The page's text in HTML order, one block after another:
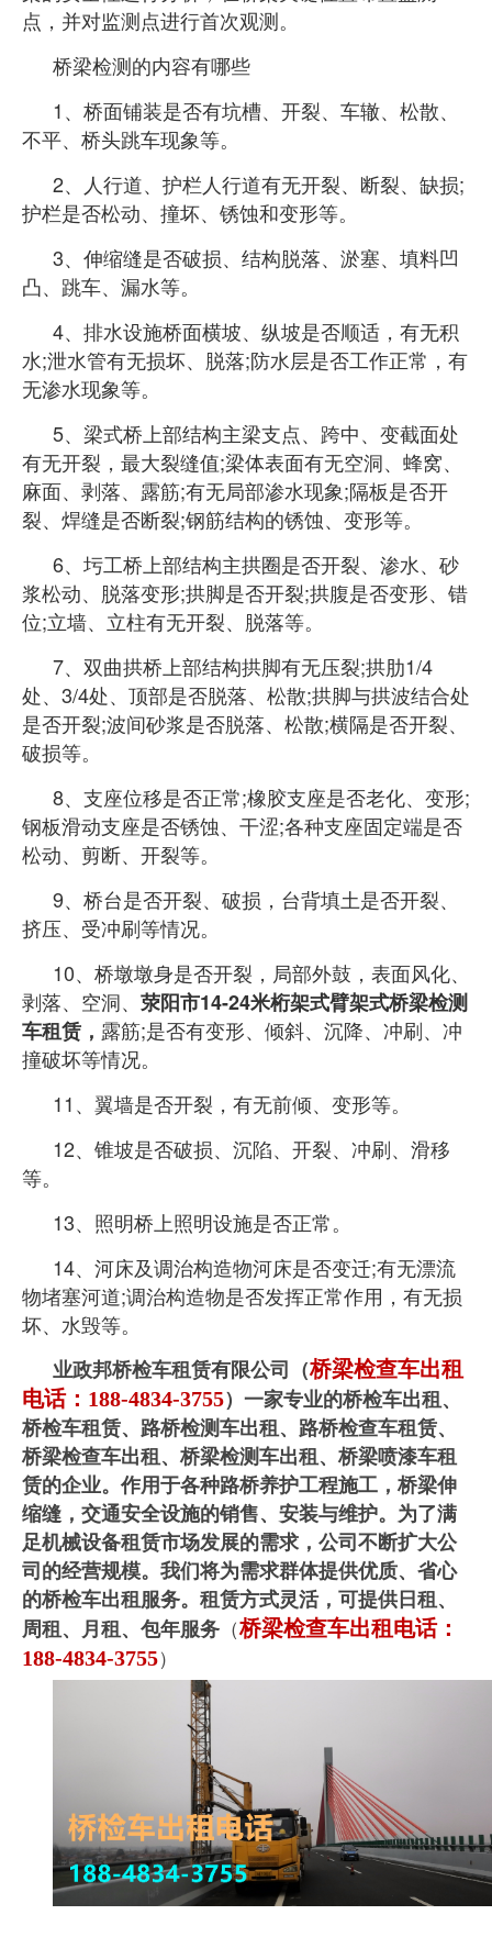
点，并对监测点进行首次观测。
桥梁检测的内容有哪些
1、桥面铺装是否有坑槽、开裂、车辙、松散、
不平、桥头跳车现象等。
2、人行道、护栏人行道有无开裂、断裂、缺损;
护栏是否松动、撞坏、锈蚀和变形等。
3、伸缩缝是否破损、结构脱落、淤塞、填料凹
凸、跳车、漏水等。
4、排水设施桥面横坡、纵坡是否顺适，有无积
水;泄水管有无损坏、脱落;防水层是否工作正常，有
无渗水现象等。
5、梁式桥上部结构主梁支点、跨中、变截面处
有无开裂，最大裂缝值;梁体表面有无空洞、蜂窝、
麻面、剥落、露筋;有无局部渗水现象;隔板是否开
裂、焊缝是否断裂;钢筋结构的锈蚀、变形等。
6、圬工桥上部结构主拱圈是否开裂、渗水、砂
浆松动、脱落变形;拱脚是否开裂;拱腹是否变形、错
位;立墙、立柱有无开裂、脱落等。
7、双曲拱桥上部结构拱脚有无压裂;拱肋1/4
处、3/4处、顶部是否脱落、松散;拱脚与拱波结合处
是否开裂;波间砂浆是否脱落、松散;横隔是否开裂、
破损等。
8、支座位移是否正常;橡胶支座是否老化、变形;
钢板滑动支座是否锈蚀、干涩;各种支座固定端是否
松动、剪断、开裂等。
9、桥台是否开裂、破损，台背填土是否开裂、
挤压、受冲刷等情况。
10、桥墩墩身是否开裂，局部外鼓，表面风化、
剥落、空洞、 荥阳市14-24米桁架式臂架式桥梁检测
车租赁， 露筋;是否有变形、倾斜、沉降、冲刷、冲
撞破坏等情况。
11、翼墙是否开裂，有无前倾、变形等。
12、锥坡是否破损、沉陷、开裂、冲刷、滑移
等。
13、照明桥上照明设施是否正常。
14、河床及调治构造物河床是否变迁;有无漂流
物堵塞河道;调治构造物是否发挥正常作用，有无损
坏、水毁等。
业政邦桥检车租赁有限公司（桥梁检查车出租
电话：188-4834-3755）一家专业的桥检车出租、
桥检车租赁、 路桥检测车出租、路桥检查车租赁、
桥梁检查车出租、桥梁检测车出租、桥梁喷漆车租
赁的企业。作用于各种路桥养护工程施工，桥梁伸
缩缝，交通安全设施的销售、安装与维护。为了满
足机械设备租赁市场发展的需求，公司不断扩大公
司的经营规模。我们将为需求群体提供优质、省心
的桥检车出租服务。租赁方式灵活，可提供日租、
周租、月租、包年服务 （桥梁检查车出租电话：
188-4834-3755）